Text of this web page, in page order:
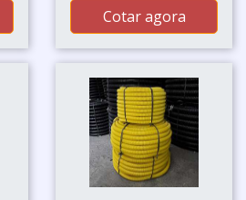
Cotar agora